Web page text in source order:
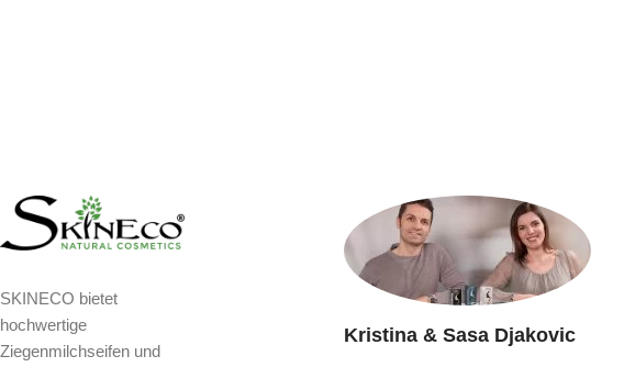
SKINECO bietet
hochwertige
Ziegenmilchseifen und
Kristina & Sasa Djakovic